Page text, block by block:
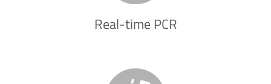
Real-time PCR